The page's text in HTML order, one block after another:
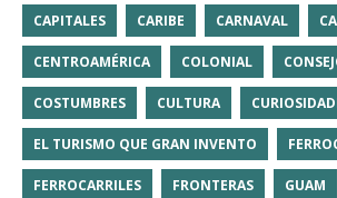
CAPITALES CARIBE CARNAVAL
CENTROAMÉRICA COLONIAL
COSTUMBRES CULTURA
EL TURISMO QUE GRAN INVENTO
FERROCARRILES FRONTERAS GUAM